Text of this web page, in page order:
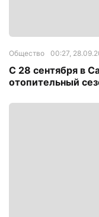
Общество 00:27,
С 28 сентября в
отопительный